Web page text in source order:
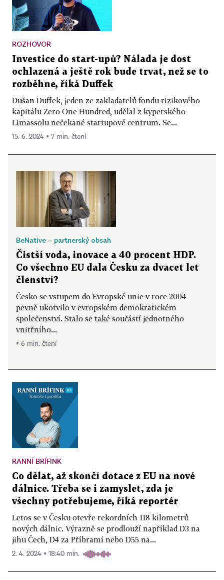
ROZHOVOR
Investice do start-upů? Nálada je dost
ochlazená a ještě rok bude trvat, než se to
rozběhne, říká Duffek
Dušan Duffek, jeden ze zakladatelů fondu rizikového
kapitálu Zero One Hundred, udělal z kyperského
Limassolu nečekané startupové centrum. Se...
15. 6. 2024 ▪ 7 min. čtení
BeNative – partnerský obsah
Čistší voda, inovace a 40 procent HDP.
Co všechno EU dala Česku za dvacet let
členství?
Česko se vstupem do Evropské unie v roce 2004
pevně ukotvilo v evropském demokratickém
společenství. Stalo se také součástí jednotného
vnitřního...
▪ 6 min. čtení
RANNÍ BRÍFINK
Co dělat, až skončí dotace z EU na nové
dálnice. Třeba se i zamyslet, zda je
všechny potřebujeme, říká reportér
Letos se v Česku otevře rekordních 118 kilometrů
nových dálnic. Výrazně se prodlouží například D3 na
jihu Čech, D4 za Příbramí nebo D55 na...
2. 4. 2024 ▪ 18:40 min.